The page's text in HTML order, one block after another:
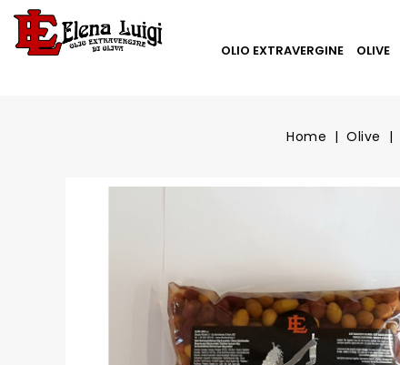
OLIO EXTRAVERGINE OLIVE
Home Olive